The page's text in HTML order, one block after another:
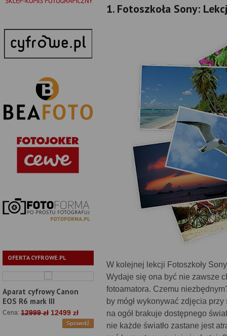
OFERTA CYFROWE.PL
Aparat cyfrowy Canon
EOS R6 mark III
Cena: 12999 zł 12499 zł
Sprawdź
1. Fotoszkoła Sony:
W kolejnej lekcji Fotoszkoły
Wydaje się ona być nie zawsze
fotoamatora. Czemu
by mógł wykonywać zdjęcia
na ogół brakuje dostępnego
nie każde światło zastane jest